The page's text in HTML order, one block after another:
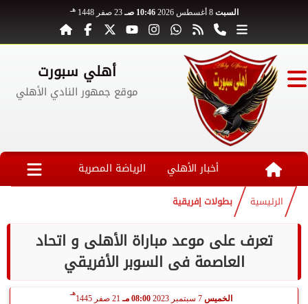
السبت 8 أغسطس 2026 10:46 صـ 23 صفر 1448 هـ
أهلي سبورت
موقع جمهور النادي الأهلي
أخبار الأهلي الرياضة المصرية
الرئيسية بطولات إفريقية
تعرف على موعد مباراة الأهلى و اتحاد
العاصمة فى السوبر الأفريقي
الخميس 08:00 مـ 21 صفر 1445
هـ